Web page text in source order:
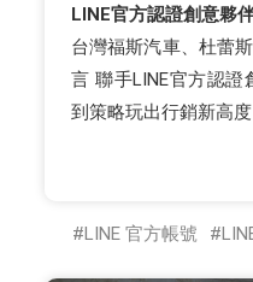
LINE官方認證創意夥
台灣福斯汽車、杜蕾
言 聯手LINE官方認證
到策略玩出行銷新高度
LINE 官方帳號